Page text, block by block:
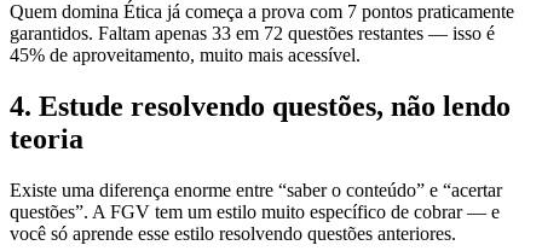
Quem domina Ética já começa a prova com 7 pontos praticamente
garantidos. Faltam apenas 33 em 72 questões restantes — isso é
45% de aproveitamento, muito mais acessível.
4. Estude resolvendo questões, não lendo
teoria
Existe uma diferença enorme entre “saber o conteúdo” e “acertar
questões”. A FGV tem um estilo muito específico de cobrar — e
você só aprende esse estilo resolvendo questões anteriores.